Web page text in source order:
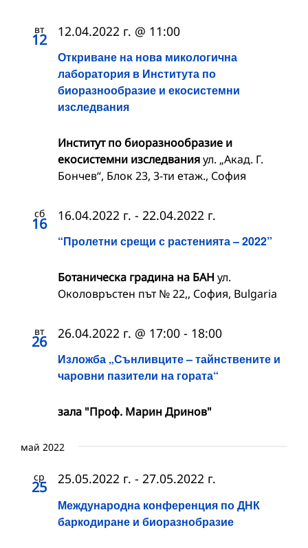
вт
12
Откриване на новa микологична
лаборатория в Института по
биоразнообразие и екосистемни
изследвания
12.04.2022 г. @ 11:00
Институт по биоразнообразие и
екосистемни изследванияул. „Акад. Г.
Бончев“, Блок 23, 3-ти етаж., София
сб
16
“Пролетни срещи с растенията – 2022”
16.04.2022 г. - 22.04.2022 г.
Ботаническа градина на БАН ул.
Околовръстен път № 22,, София, Bulgaria
вт
26
Изложба „Сънливците – тайнствените и
чаровни пазители на гората“
26.04.2022 г. @ 17:00 - 18:00
зала "Проф. Марин Дринов"
май 2022
ср
25
Международна конференция по ДНК
баркодиране и биоразнобразие
25.05.2022 г. - 27.05.2022 г.